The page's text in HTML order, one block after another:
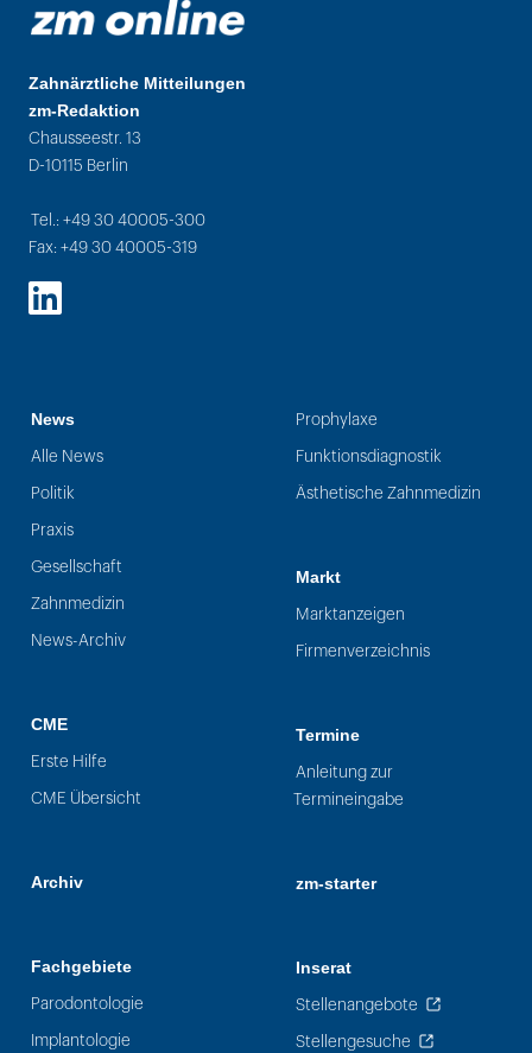
Zahnärztliche Mitteilungen
zm-Redaktion
Chausseestr. 13
D-10115 Berlin
Tel.: +49 30 40005-300
Fax: +49 30 40005-319
LinkedIn
News
Alle News
Politik
Praxis
Gesellschaft
Zahnmedizin
News-Archiv
CME
Erste Hilfe
CME Übersicht
Archiv
Fachgebiete
Parodontologie
Implantologie
Prophylaxe
Funktionsdiagnostik
Ästhetische Zahnmedizin
Markt
Marktanzeigen
Firmenverzeichnis
Termine
Anleitung zur
Termineingabe
zm-starter
Inserat
Stellenangebote
Stellengesuche